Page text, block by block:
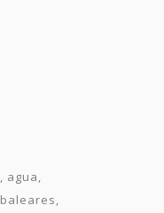
agua
baleares